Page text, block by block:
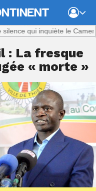
qui inquiète le Cameroun
: La fresque
« morte »